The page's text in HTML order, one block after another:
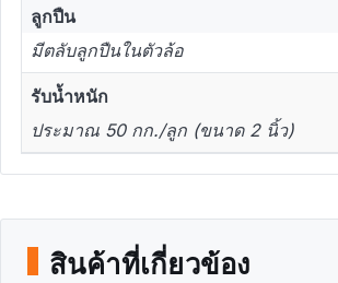
ลูกปืน
มีตลับลูกปืนในตัวล้อ
รับน้ำหนัก
ประมาณ 50 กก./ลูก (ขนาด 2 นิ้ว)
สินค้าที่เกี่ยวข้อง